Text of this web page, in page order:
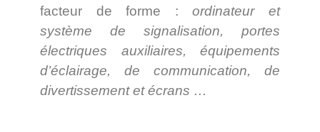
facteur de forme :ordinateur et
système de signalisation, portes
électriques auxiliaires, équipements
d’éclairage, de communication, de
divertissement et écrans …